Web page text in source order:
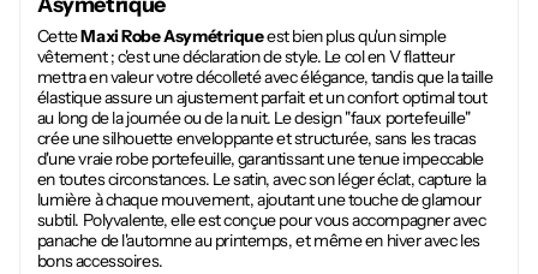
CetteMaxi Robe Asymétriqueest bien plus qu'un simple
vêtement ; c'est une déclaration de style. Le col en V flatteur
mettra en valeur votre décolleté avec élégance, tandis que la taille
élastique assure un ajustement parfait et un confort optimal tout
au long de la journée ou de la nuit. Le design "faux portefeuille"
crée une silhouette enveloppante et structurée, sans les tracas
d'une vraie robe portefeuille, garantissant une tenue impeccable
en toutes circonstances. Le satin, avec son léger éclat, capture la
lumière à chaque mouvement, ajoutant une touche de glamour
subtil. Polyvalente, elle est conçue pour vous accompagner avec
panache de l'automne au printemps, et même en hiver avec les
bons accessoires.